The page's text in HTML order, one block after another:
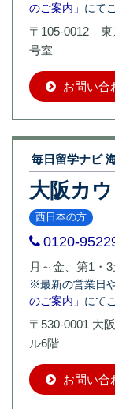
のご案内」 にて
〒105-0012 東
号室
お問い合
毎日留学ナビ
大阪カ
西日本の方
0120-
月～金、第1・
※最新の営業日
のご案内」 にて
〒530-0001 大
ル6階
お問い合